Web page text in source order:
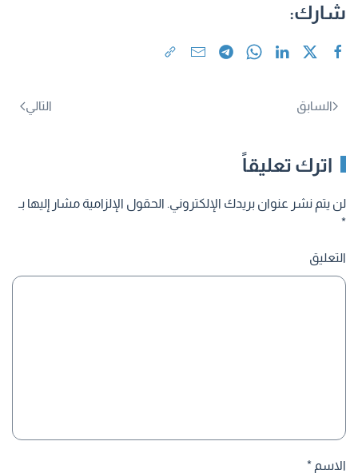
شارك:
السابق التالي
اترك تعليقاً
لن يتم نشر عنوان بريدك الإلكتروني. الحقول الإلزامية مشار إليها بـ
*
التعليق
الاسم *